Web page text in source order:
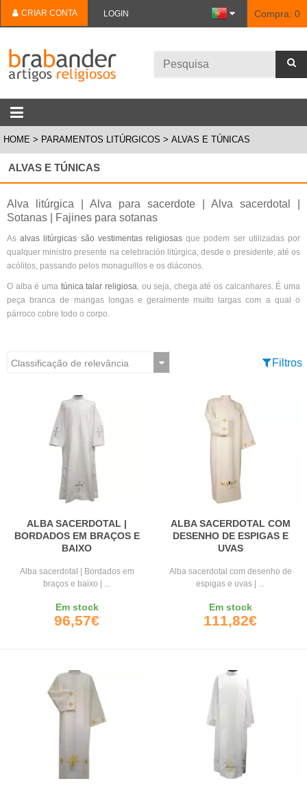
CRIAR CONTA LOGIN Compra: 0
HOME PARAMENTOS LITÚRGICOS ALVAS E TÚNICAS
ALVAS E TÚNICAS
Alva litúrgica | Alva para sacerdote | Alva sacerdotal |
Sotanas | Fajines para sotanas
Asalvas litúrgicas são vestimentas religiosasque podem ser utilizadas por
qualquer ministro presente na celebración litúrgica, desde o presidente, até os
acólitos, passando pelos monaguillos e os diáconos.
O alba é umatúnica talar religiosa, ou seja, chega até os calcanhares. É uma
peça branca de mangas longas e geralmente muito largas com a qual o
párroco cobre todo o corpo.
Filtros
ALBA SACERDOTAL |
BORDADOS EM BRAÇOS E
BAIXO
Alba sacerdotal | Bordados em
braços e baixo | ...
Em stock
96,57€
ALBA SACERDOTAL COM
DESENHO DE ESPIGAS E
UVAS
Alba sacerdotal com desenho de
espigas e uvas | ...
Em stock
111,82€